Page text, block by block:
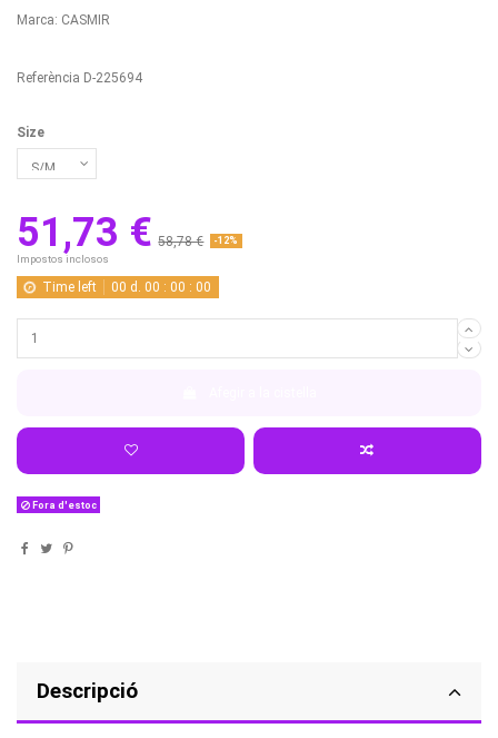
Marca: CASMIR
Referència D-225694
Size
51,73 € 58,78 € -12%
Impostos inclosos
Time left 00 d. 00 :00 :00
Fora d'estoc
Descripció